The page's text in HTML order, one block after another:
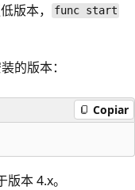
版本，
func start
的版本：
Copiar
本 4.x。